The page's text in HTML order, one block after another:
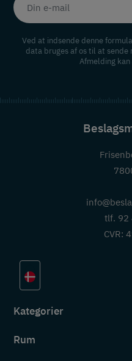
Ved at indsende denne
data bruges af os til at
Afmelding
tlf. 92
CVR:
Kategorier
Rum